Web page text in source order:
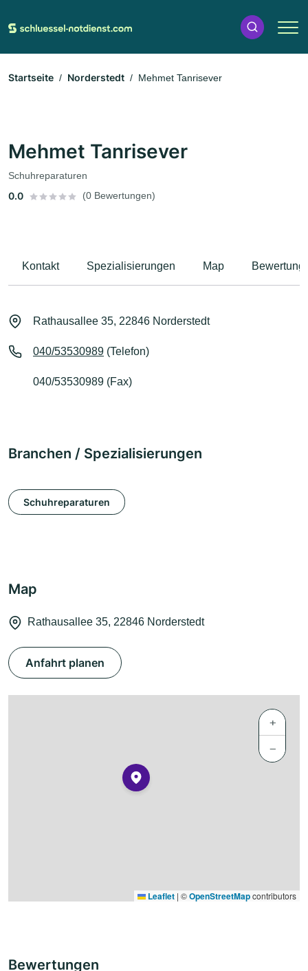
Startseite Norderstedt Mehmet Tanrisever
Mehmet Tanrisever
Schuhreparaturen
0.0 (0 Bewertungen)
Kontakt Spezialisierungen Map
Rathausallee 35, 22846 Norderstedt
040/53530989 (Telefon)
040/53530989 (Fax)
Branchen / Spezialisierungen
Schuhreparaturen
Map
Rathausallee 35, 22846 Norderstedt
Anfahrt planen
+
−
Leaflet | ©OpenStreetMapcontributors
Bewertungen